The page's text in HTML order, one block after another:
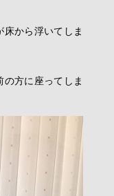
床から浮いてしま
方に座ってしま